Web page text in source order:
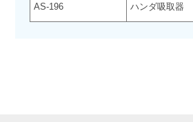
AS-196 ハンダ吸取器